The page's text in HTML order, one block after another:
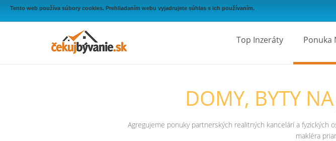
Tento web používa súbory cookies. Prehliadaním webu vyjadrujete súhlas s ich používaním.
Top Inzeráty Ponuka
DOMY, BYTY
Agregujeme ponuky partnerských realitných kancelárí a fyzických
makléra